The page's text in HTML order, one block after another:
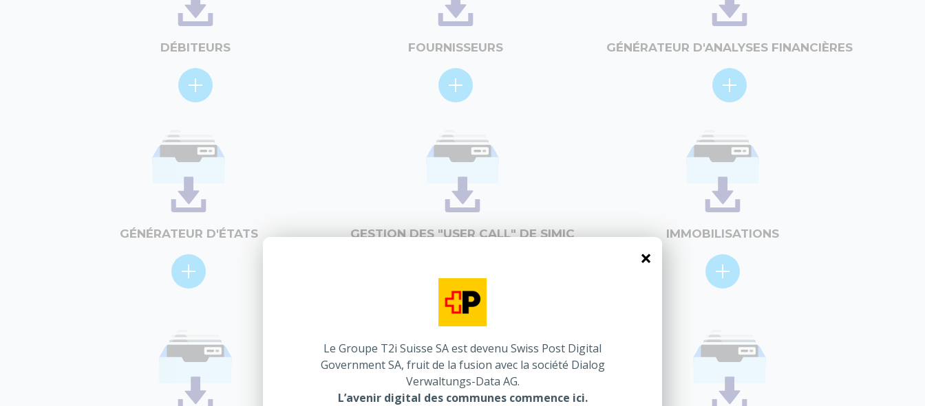
×
Le Groupe T2i Suisse SA est devenu Swiss Post Digital
Government SA, fruit de la fusion avec la société Dialog
Verwaltungs-Data AG.
L’avenir digital des communes commence ici.
DÉBITEURS FOURNISSEURS GÉNÉRATEUR D'ANALYSES FINANCIÈRES
GÉNÉRATEUR D'ÉTATS
GESTION DES "USER CALL" DE SIMIC
IMMOBILISATIONS